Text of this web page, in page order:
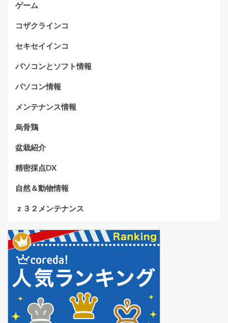
ゲーム
コザクラインコ
セキセイインコ
パソコンとソフト情報
パソコン情報
メンテナンス情報
烏骨鶏
盆栽紹介
精密採点DX
自然＆動物情報
ｚ３２メンテナンス